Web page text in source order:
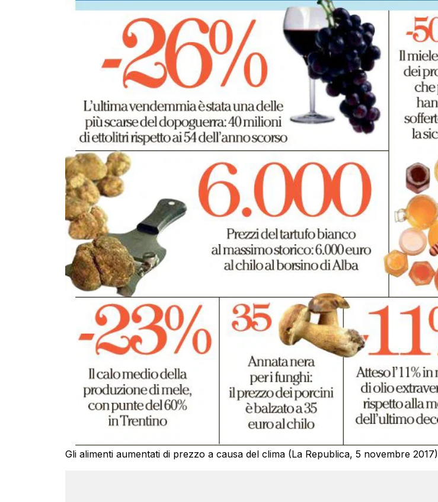
Gli alimenti aumentati di prezzo a causa del clima (La Republica, 5 novembre 2017)